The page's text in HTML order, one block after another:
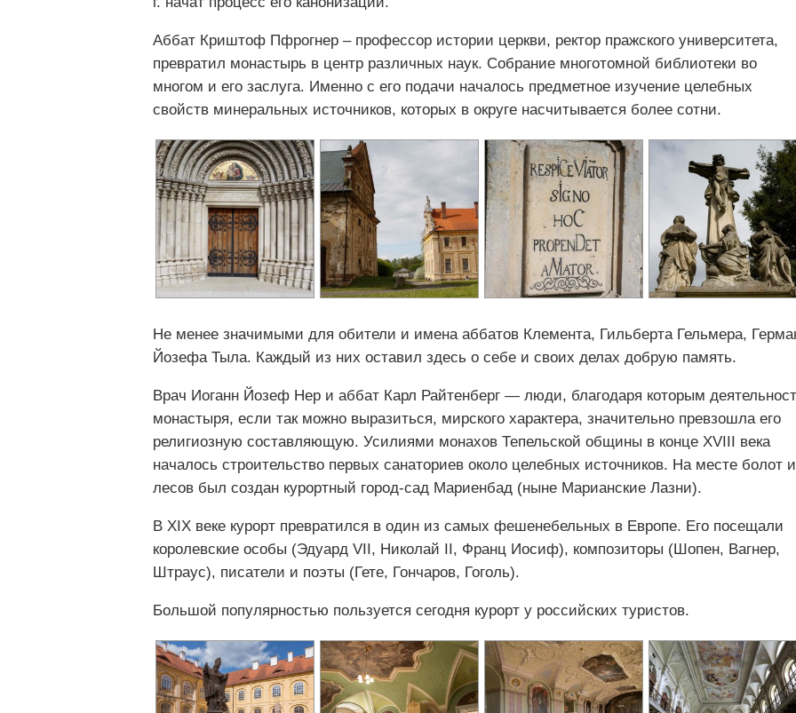
Аббат Криштоф Пфрогнер – профессор истории церкви, ректор пражского университета,
превратил монастырь в центр различных наук. Собрание многотомной библиотеки во
многом и его заслуга. Именно с его подачи началось предметное изучение целебных
свойств минеральных источников, которых в округе насчитывается более сотни.
Не менее значимыми для обители и имена аббатов Клемента, Гильберта Гельмера,
Йозефа Тыла. Каждый из них оставил здесь о себе и своих делах добрую память.
Врач Иоганн Йозеф Нер и аббат Карл Райтенберг — люди, благодаря которым
монастыря, если так можно выразиться, мирского характера, значительно превзошла его
религиозную составляющую. Усилиями монахов Тепельской общины в конце XVIII века
началось строительство первых санаториев около целебных источников. На месте болот и
лесов был создан курортный город-сад Мариенбад (ныне Марианские Лазни).
В XIX веке курорт превратился в один из самых фешенебельных в Европе. Его посещали
королевские особы (Эдуард VII, Николай II, Франц Иосиф), композиторы (Шопен, Вагнер,
Штраус), писатели и поэты (Гете, Гончаров, Гоголь).
Большой популярностью пользуется сегодня курорт у российских туристов.